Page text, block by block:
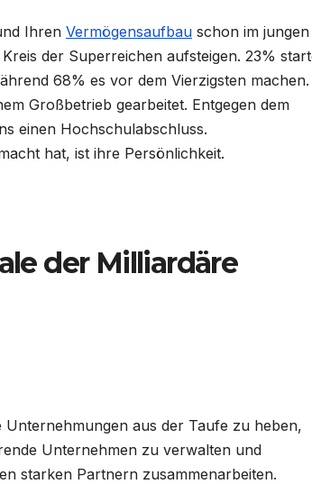
Ihren Vermögensaufbau schon im jungen
der Superreichen aufsteigen. 23%
68% es vor dem Vierzigsten machen.
Großbetrieb gearbeitet. Entgegen dem
einen Hochschulabschluss.
hat, ist ihre Persönlichkeit.
der Milliardäre
aus der Taufe zu heben,
Unternehmen zu verwalten und
starken Partnern zusammenarbeiten.